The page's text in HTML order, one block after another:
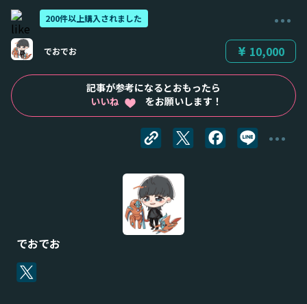
200件以上購入されました
でおでお 10,000
記事が参考になるとおもったら
いいね
をお願いします！
でおでお